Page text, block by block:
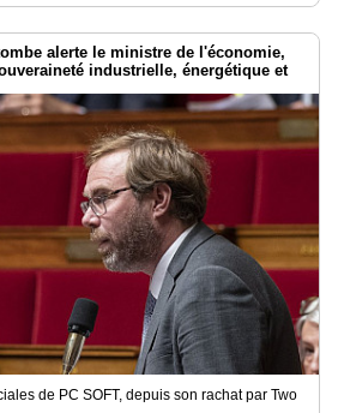
alerte le ministre de l'économie,
industrielle, énergétique et
de PC SOFT, depuis son rachat par Two